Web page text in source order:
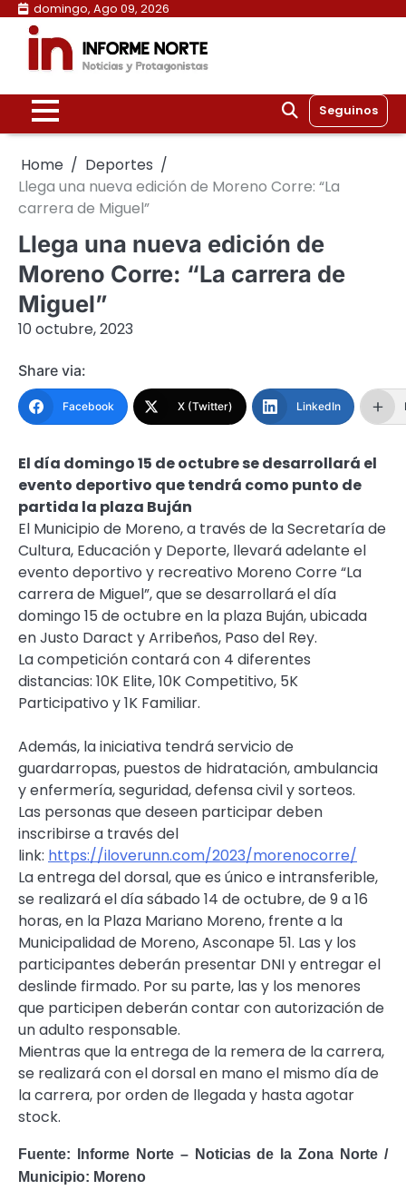
Skip
content
domingo, Ago 09, 2026
Seguinos
Home
Deportes
Llega una nueva edición de Moreno Corre: “La
carrera de Miguel”
Llega una nueva edición de
Moreno Corre: “La carrera de
Miguel”
10 octubre, 2023
Share via:
Facebook X (Twitter) LinkedIn
El día domingo 15 de octubre se desarrollará el
evento deportivo que tendrá como punto de
partida la plaza Buján
El Municipio de Moreno, a través de la Secretaría de
Cultura, Educación y Deporte, llevará adelante el
evento deportivo y recreativo Moreno Corre “La
carrera de Miguel”, que se desarrollará el día
domingo 15 de octubre en la plaza Buján, ubicada
en Justo Daract y Arribeños, Paso del Rey.
La competición contará con 4 diferentes
distancias: 10K Elite, 10K Competitivo, 5K
Participativo y 1K Familiar.
Además, la iniciativa tendrá servicio de
guardarropas, puestos de hidratación, ambulancia
y enfermería, seguridad, defensa civil y sorteos.
Las personas que deseen participar deben
inscribirse a través del
link: https://iloverunn.com/2023/morenocorre/
La entrega del dorsal, que es único e intransferible,
se realizará el día sábado 14 de octubre, de 9 a 16
horas, en la Plaza Mariano Moreno, frente a la
Municipalidad de Moreno, Asconape 51. Las y los
participantes deberán presentar DNI y entregar el
deslinde firmado. Por su parte, las y los menores
que participen deberán contar con autorización de
un adulto responsable.
Mientras que la entrega de la remera de la carrera,
se realizará con el dorsal en mano el mismo día de
la carrera, por orden de llegada y hasta agotar
stock.
Fuente: Informe Norte – Noticias de la Zona Norte /
Municipio: Moreno